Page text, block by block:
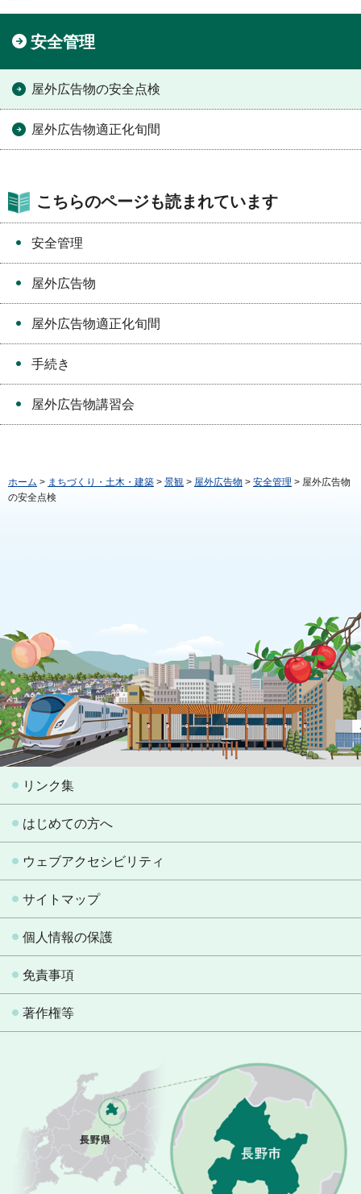
安全管理
屋外広告物の安全点検
屋外広告物適正化旬間
こちらのページも読まれています
安全管理
屋外広告物
屋外広告物適正化旬間
手続き
屋外広告物講習会
ホーム > まちづくり・土木・建築 > 景観 > 屋外広告物 > 安全管理 > 屋外広告物
の安全点検
リンク集
はじめての方へ
ウェブアクセシビリティ
サイトマップ
個人情報の保護
免責事項
著作権等